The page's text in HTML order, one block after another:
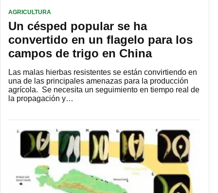
AGRICULTURA
Un césped popular se ha
convertido en un flagelo para los
campos de trigo en China
Las malas hierbas resistentes se están convirtiendo en
una de las principales amenazas para la producción
agrícola. Se necesita un seguimiento en tiempo real de
la propagación y…